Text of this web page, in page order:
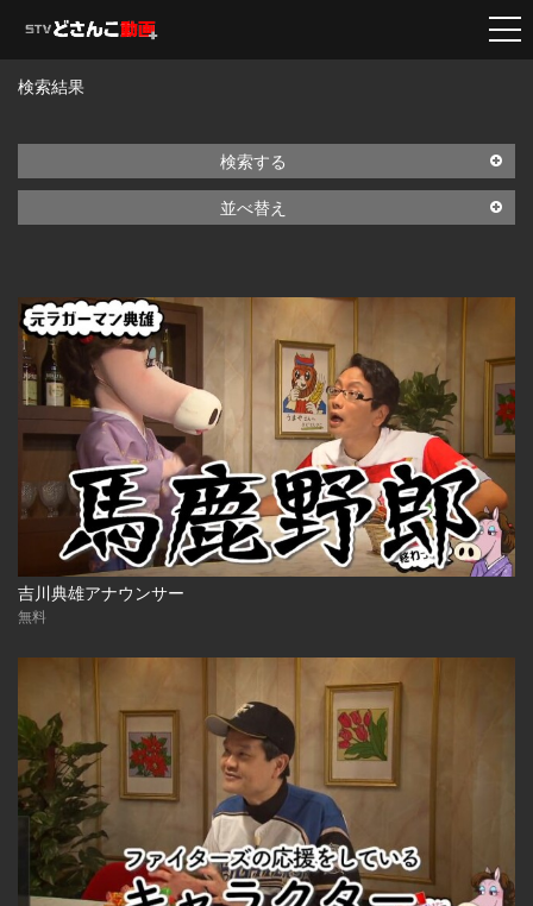
検索結果
検索する
並べ替え
吉川典雄アナウンサー
無料